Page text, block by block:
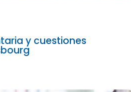
y cuestiones